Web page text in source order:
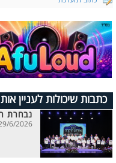
כתבות שיכולות לעניין
נבחרת
29/6/2026 דני